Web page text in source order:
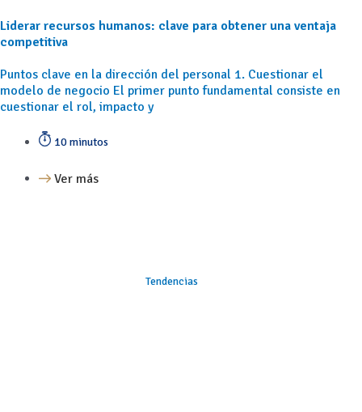
Liderar recursos humanos: clave para obtener una ventaja
competitiva
Puntos clave en la dirección del personal 1. Cuestionar el
modelo de negocio El primer punto fundamental consiste en
cuestionar el rol, impacto y
10 minutos
Ver más
Tendencias